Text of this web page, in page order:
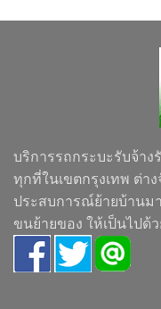
บริการรถกระบะรับจ้า
ทุกที่ในเขตกรุงเทพ ต่า
ประสบการณ์ย้ายบ้านม
ขนย้ายของ ให้เป็นไปด้